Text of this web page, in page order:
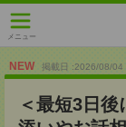
メニュー
NEW 掲載日 :2026/08/04
＜最短3日